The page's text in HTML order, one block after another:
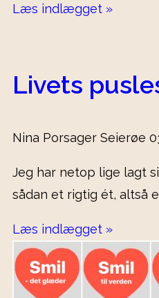
Læs indlægget »
Livets
Nina Porsager Seierøe
Jeg har netop lige lagt
sådan et rigtig ét, altså
Læs indlægget »